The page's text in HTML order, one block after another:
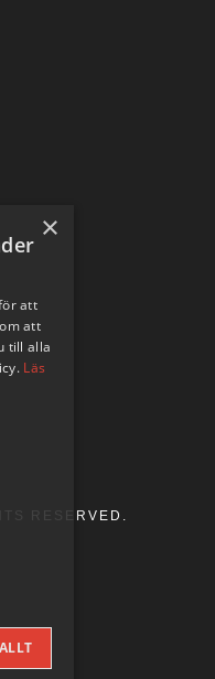
RESERVED.
×
att
att
till alla
Läs